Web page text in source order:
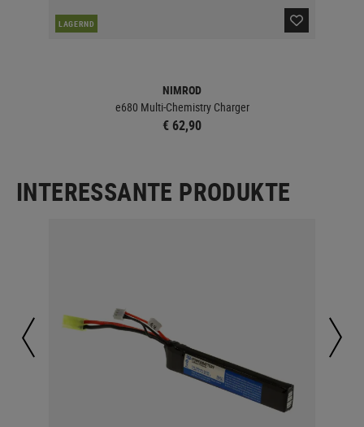
LAGERND
NIMROD
e680 Multi-Chemistry Charger
€ 62,90
INTERESSANTE PRODUKTE